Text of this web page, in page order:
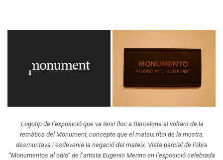
Logotip de l’exposició que va tenir lloc a Barcelona al voltant de la
temàtica del Monument, concepte que el mateix títol de la mostra,
desmuntava i esdevenia la negació del mateix. Vista parcial de l’obra
“Monumentos al odio” de l’artista Eugenio Merino en l’exposició celebrada